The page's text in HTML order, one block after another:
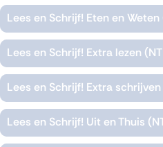
Lees en Schrijf! Eten en Weten
Lees en Schrijf! Extra lezen
Lees en Schrijf! Extra
Lees en Schrijf! Uit en Thuis